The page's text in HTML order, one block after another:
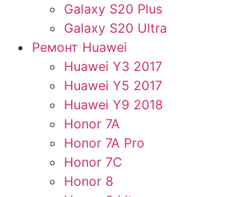
Galaxy S20 Plus
Galaxy S20 Ultra
Ремонт Huawei
Huawei Y3 2017
Huawei Y5 2017
Huawei Y9 2018
Honor 7A
Honor 7A Pro
Honor 7C
Honor 8